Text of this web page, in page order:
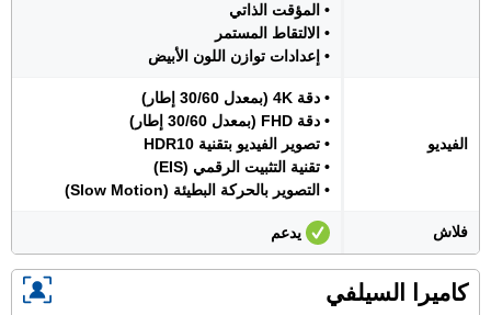
• المؤقت الذاتي
• الالتقاط المستمر
• إعدادات توازن اللون الأبيض
الفيديو
• دقة 4K (بمعدل 30/60 إطار)
• دقة FHD (بمعدل 30/60 إطار)
• تصوير الفيديو بتقنية HDR10
• تقنية التثبيت الرقمي (EIS)
• التصوير بالحركة البطيئة (Slow Motion)
فلاش يدعم
كاميرا السيلفي